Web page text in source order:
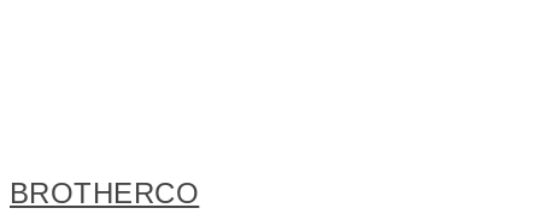
BROTHERCO